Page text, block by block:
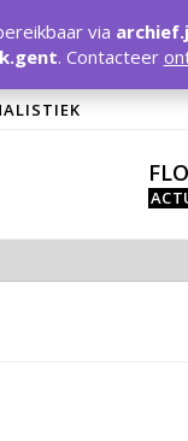
via
. Contacteer